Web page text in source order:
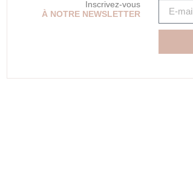
Inscrivez-vous
À NOTRE NEWSLETTER